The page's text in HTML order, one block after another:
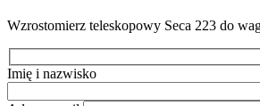
Wzrostomierz teleskopowy Seca 223 do
Imię i nazwisko